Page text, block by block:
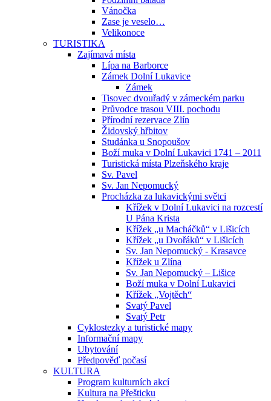
Vánočka
Zase je veselo…
Velikonoce
TURISTIKA
Zajímavá místa
Lípa na Barborce
Zámek Dolní Lukavice
Zámek
Tisovec dvouřadý v zámeckém parku
Průvodce trasou VIII. pochodu
Přírodní rezervace Zlín
Židovský hřbitov
Studánka u Snopoušov
Boží muka v Dolní Lukavici 1741 – 2011
Turistická místa Plzeňského kraje
Sv. Pavel
Sv. Jan Nepomucký
Procházka za lukavickými světci
Křížek v Dolní Lukavici na rozcestí
U Pána Krista
Křížek „u Macháčků“ v Lišicích
Křížek „u Dvořáků“ v Lišicích
Sv. Jan Nepomucký - Krasavce
Křížek u Zlína
Sv. Jan Nepomucký – Lišice
Boží muka v Dolní Lukavici
Křížek „Vojtěch“
Svatý Pavel
Svatý Petr
Cyklostezky a turistické mapy
Informační mapy
Ubytování
Předpověď počasí
KULTURA
Program kulturních akcí
Kultura na Přešticku